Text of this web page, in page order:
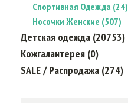
Спортивная Одежда (24)
Носочки Женские (507)
Детская одежда (20753)
Кожгалантерея (0)
SALE / Распродажа (274)